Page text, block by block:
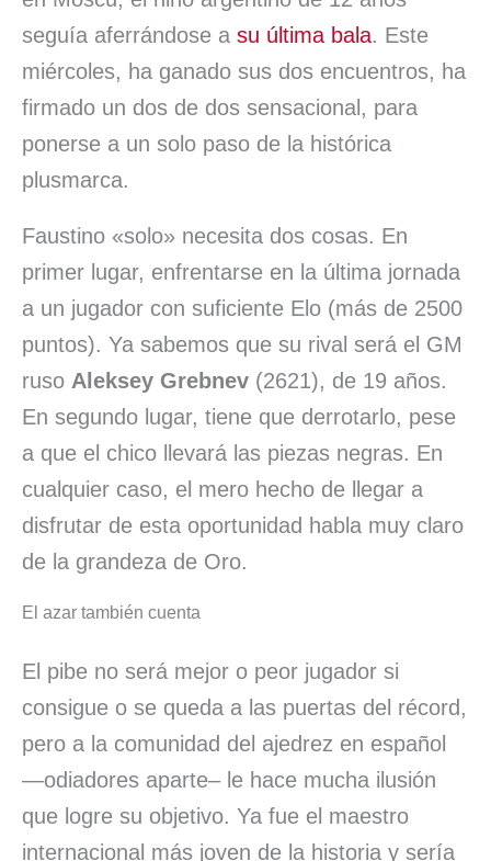
seguía aferrándose a su última bala. Este
miércoles, ha ganado sus dos encuentros, ha
firmado un dos de dos sensacional, para
ponerse a un solo paso de la histórica
plusmarca.
Faustino «solo» necesita dos cosas. En
primer lugar, enfrentarse en la última jornada
a un jugador con suficiente Elo (más de 2500
puntos). Ya sabemos que su rival será el GM
ruso Aleksey Grebnev (2621), de 19 años.
En segundo lugar, tiene que derrotarlo, pese
a que el chico llevará las piezas negras. En
cualquier caso, el mero hecho de llegar a
disfrutar de esta oportunidad habla muy claro
de la grandeza de Oro.
El azar también cuenta
El pibe no será mejor o peor jugador si
consigue o se queda a las puertas del récord,
pero a la comunidad del ajedrez en español
—odiadores aparte– le hace mucha ilusión
que logre su objetivo. Ya fue el maestro
internacional más joven de la historia y sería